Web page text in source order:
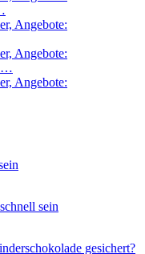
Angebote:
Angebote:
Angebote:
sein
gesichert?